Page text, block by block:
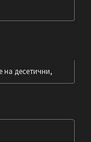
на десетични,